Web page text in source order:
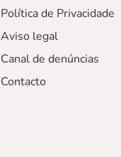
Política de Privacidade
Aviso legal
Canal de denúncias
Contacto